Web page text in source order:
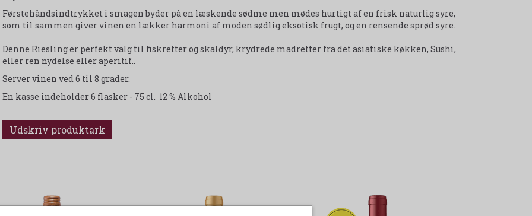
Førstehåndsindtrykket i smagen byder på en læskende sødme men mødes hurtigt af en frisk naturlig syre,
som til sammen giver vinen en lækker harmoni af moden sødlig eksotisk frugt, og en rensende sprød syre.
Denne Riesling er perfekt valg til fiskretter og skaldyr, krydrede madretter fra det asiatiske køkken, Sushi,
eller ren nydelse eller aperitif..
Server vinen ved 6 til 8 grader.
En kasse indeholder 6 flasker - 75 cl. 12 % Alkohol
Udskriv produktark